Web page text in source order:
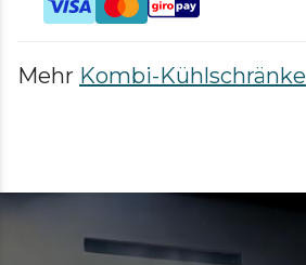
Mehr Kombi-Kühlschränke